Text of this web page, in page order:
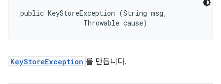
public KeyStoreException (String msg,
                Throwable cause)
KeyStoreException 를 만듭니다.